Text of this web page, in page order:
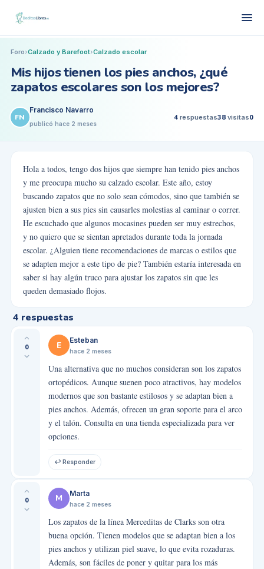
Foro›Calzado y Barefoot›Calzado escolar
Mis hijos tienen los pies anchos, ¿qué
zapatos escolares son los mejores?
FN
Francisco Navarro
publicó hace 2 meses
4 respuestas38 visitas0
Hola a todos, tengo dos hijos que siempre han tenido pies anchos
y me preocupa mucho su calzado escolar. Este año, estoy
buscando zapatos que no solo sean cómodos, sino que también se
ajusten bien a sus pies sin causarles molestias al caminar o correr.
He escuchado que algunos mocasines pueden ser muy estrechos,
y no quiero que se sientan apretados durante toda la jornada
escolar. ¿Alguien tiene recomendaciones de marcas o estilos que
se adapten mejor a este tipo de pie? También estaría interesada en
saber si hay algún truco para ajustar los zapatos sin que les
queden demasiado flojos.
4 respuestas
0 E Esteban
hace 2 meses
Una alternativa que no muchos consideran son los zapatos
ortopédicos. Aunque suenen poco atractivos, hay modelos
modernos que son bastante estilosos y se adaptan bien a
pies anchos. Además, ofrecen un gran soporte para el arco
y el talón. Consulta en una tienda especializada para ver
opciones.
↩ Responder
0 M Marta
hace 2 meses
Los zapatos de la línea Merceditas de Clarks son otra
buena opción. Tienen modelos que se adaptan bien a los
pies anchos y utilizan piel suave, lo que evita rozaduras.
Además, son fáciles de poner y quitar para los más